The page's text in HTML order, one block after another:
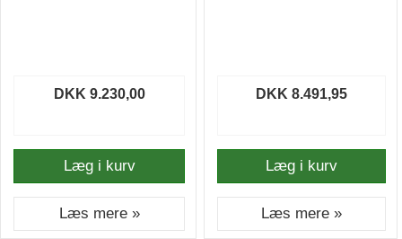
DKK 9.230,00
Læg i kurv
Læs mere »
DKK 8.491,95
Læg i kurv
Læs mere »